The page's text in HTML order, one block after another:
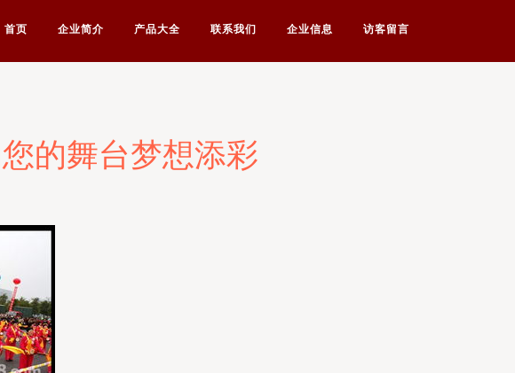
首页 企业简介 产品大全 联系我们 企业信息 访客留言
的舞台梦想添彩